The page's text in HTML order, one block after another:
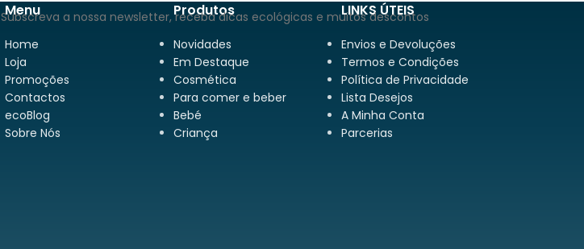
Subscreva a nossa newsletter, receba dicas ecológicas e muitos descontos
Menu
Home
Loja
Promoções
Contactos
ecoBlog
Sobre Nós
Produtos
Novidades
Em Destaque
Cosmética
Para comer e beber
Bebé
Criança
LINKS ÚTEIS
Envios e Devoluções
Termos e Condições
Política de Privacidade
Lista Desejos
A Minha Conta
Parcerias